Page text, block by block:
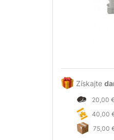
Získajte
20,00
40,00
75,00